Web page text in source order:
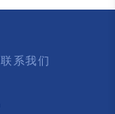
联系我们